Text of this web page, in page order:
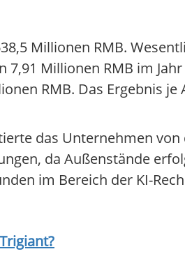
Millionen RMB.
Millionen RMB im Jahr
RMB. Das Ergebnis
das Unternehmen
da Außenstände
im Bereich der KI-
Trigiant?